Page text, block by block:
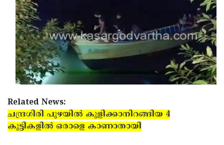
Related News:
ചന്ദ്രഗിരി പുഴയില്‍ കുളിക്കാനിറങ്ങിയ 4
കുട്ടികളില്‍ ഒരാളെ കാണാതായി